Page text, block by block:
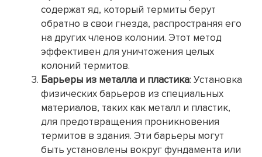
содержат яд, который термиты берут
обратно в свои гнезда, распространяя его
на других членов колонии. Этот метод
эффективен для уничтожения целых
колоний термитов.
Барьеры из металла и пластика: Установка
физических барьеров из специальных
материалов, таких как металл и пластик,
для предотвращения проникновения
термитов в здания. Эти барьеры могут
быть установлены вокруг фундамента или